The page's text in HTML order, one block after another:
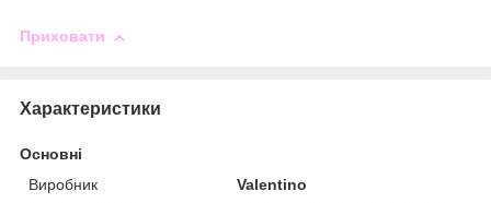
Приховати
Характеристики
Основні
Виробник
Valentino